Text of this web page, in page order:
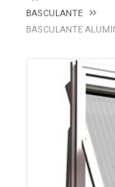
BASCULANTE
BASCULANTE